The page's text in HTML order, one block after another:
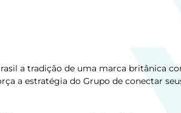
a tradição de uma marca britânica
a estratégia do Grupo de conectar